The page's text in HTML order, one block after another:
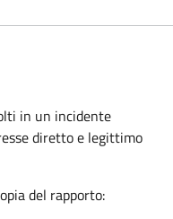
in un incidente
diretto e legittimo
del rapporto: